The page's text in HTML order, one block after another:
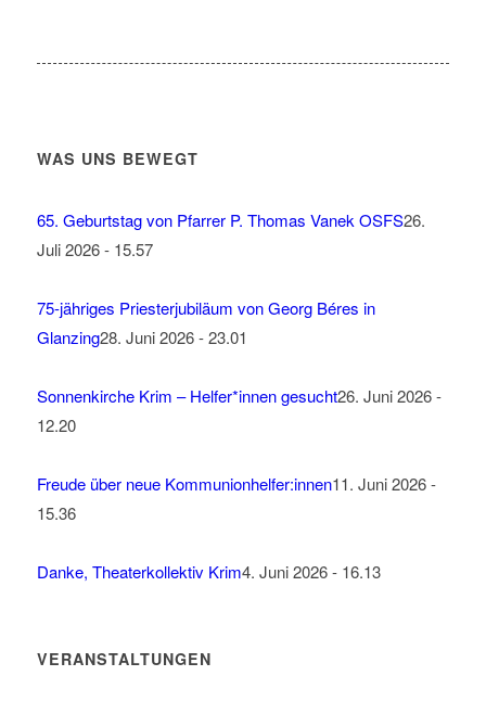
WAS UNS BEWEGT
65. Geburtstag von Pfarrer P. Thomas Vanek OSFS26.
Juli 2026 - 15.57
75-jähriges Priesterjubiläum von Georg Béres in
Glanzing28. Juni 2026 - 23.01
Sonnenkirche Krim – Helfer*innen gesucht26. Juni 2026 -
12.20
Freude über neue Kommunionhelfer:innen11. Juni 2026 -
15.36
Danke, Theaterkollektiv Krim4. Juni 2026 - 16.13
VERANSTALTUNGEN